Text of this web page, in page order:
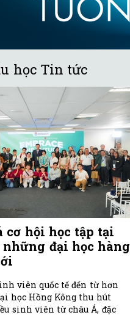
học Tin tức
cơ hội học tập tại
đại học hàng
viên quốc tế đến từ hơn
học Hồng Kông thu hút
sinh viên từ châu Á, đặc